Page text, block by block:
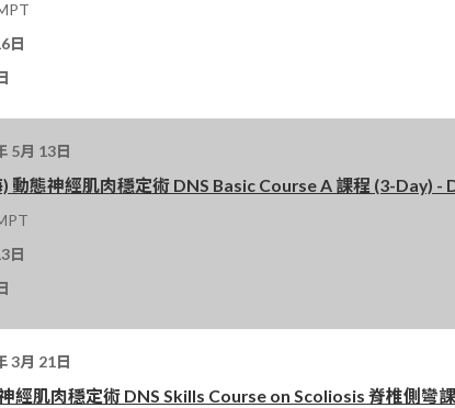
日
5月 13日
動態神經肌肉穩定術 DNS Basic Course A 課程 (3-Day) -
日
3月 21日
經肌肉穩定術 DNS Skills Course on Scoliosis 脊椎側彎